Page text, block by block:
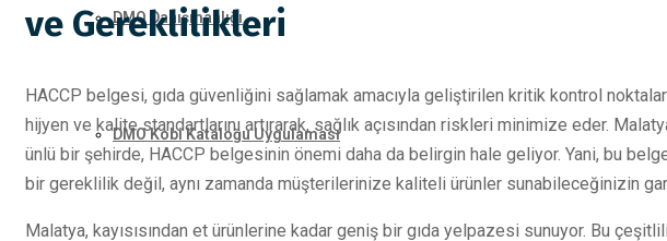
DMO Danışmanlığı
DMO Kobi Kataloğu Uygulaması
ve Gereklilikleri
HACCP belgesi, gıda güvenliğini sağlamak amacıyla geliştirilen kritik kontrol
hijyen ve kalite standartlarını artırarak, sağlık açısından riskleri minimize eder.
ünlü bir şehirde, HACCP belgesinin önemi daha da belirgin hale geliyor. Yani, bu
bir gereklilik değil, aynı zamanda müşterilerinize kaliteli ürünler sunabileceğinizin
Malatya, kayısısından et ürünlerine kadar geniş bir gıda yelpazesi sunuyor. Bu